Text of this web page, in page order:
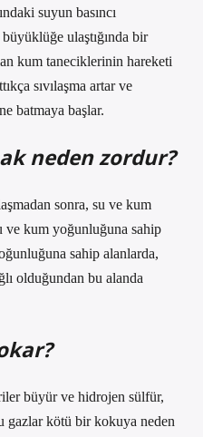
suyun basıncı
ulaştığında bir
kum taneciklerinin hareketi
sıvılaşma artar ve
batmaya başlar.
neden zordur?
sonra, su ve kum
ve kum yoğunluğuna sahip
sahip alanlarda,
olduğundan bu alanda
büyür ve hidrojen sülfür,
gazlar kötü bir kokuya neden